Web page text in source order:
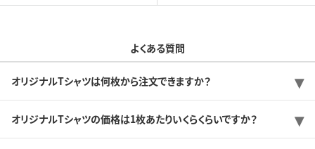
よくある質問
オリジナルTシャツは何枚から注文できますか？
オリジナルTシャツの価格は1枚あたりいくらくらいですか？